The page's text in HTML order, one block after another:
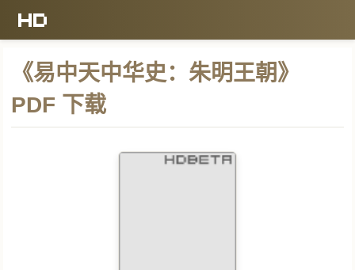
《易中天中华史：朱明王朝》
PDF 下载